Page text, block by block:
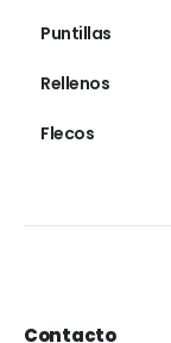
Puntillas
Rellenos
Flecos
Contacto